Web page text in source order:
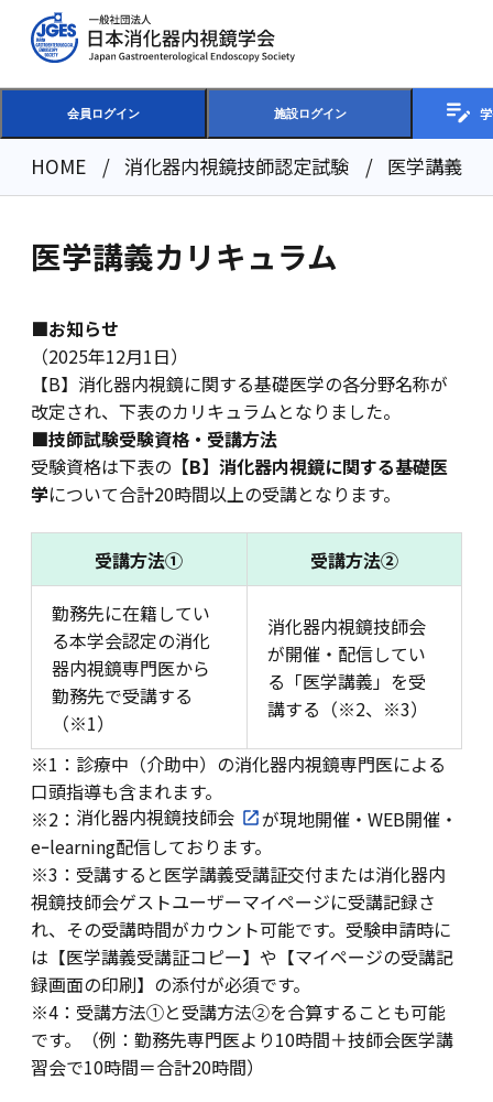
会員ログイン 施設ログイン
HOME 消化器内視鏡技師認定試験 医学講義カ
医学講義カリキュラム
■お知らせ
（2025年12月1日）
【B】消化器内視鏡に関する基礎医学の各分野名称が
改定され、下表のカリキュラムとなりました。
■技師試験受験資格・受講方法
受験資格は下表の 【B】消化器内視鏡に関する基礎医
学について合計20時間以上の受講となります。
受講方法①
受講方法②
勤務先に在籍してい
る本学会認定の消化
器内視鏡専門医から
勤務先で受講する
（※1）
消化器内視鏡技師会
が開催・配信してい
る「医学講義」を受
講する（※2、※3）
※1：診療中（介助中）の消化器内視鏡専門医による
口頭指導も含まれます。
※2： 消化器内視鏡技師会
が現地開催・WEB開催・
eｰlearning配信しております。
※3：受講すると医学講義受講証交付または消化器内
視鏡技師会ゲストユーザーマイページに受講記録さ
れ、その受講時間がカウント可能です。受験申請時に
は【医学講義受講証コピー】や【マイページの受講記
録画面の印刷】の添付が必須です。
※4：受講方法①と受講方法②を合算することも可能
です。（例：勤務先専門医より10時間＋技師会医学講
習会で10時間＝合計20時間）